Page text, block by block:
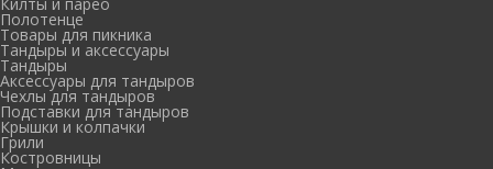
Полотенце
Товары для пикника
Тандыры и аксессуары
Тандыры
Аксессуары для тандыров
Чехлы для тандыров
Подставки для тандыров
Крышки и колпачки
Грили
Костровницы